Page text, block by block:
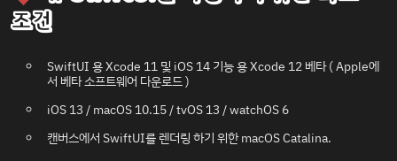
조건
SwiftUI 용 Xcode 11 및 iOS 14 기능 용 Xcode 12 베타 (Apple에
서 베타 소프트웨어 다운로드)
iOS 13 / macOS 10.15 / tvOS 13 / watchOS 6
캔버스에서 SwiftUI를 렌더링 하기 위한 macOS Catalina.